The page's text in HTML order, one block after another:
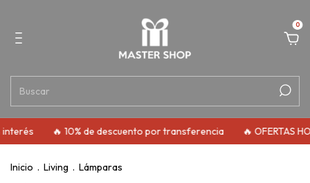
0
🔥 10% de descuento por transferencia 🔥 OFERTAS HOT
Inicio . Living . Lámparas